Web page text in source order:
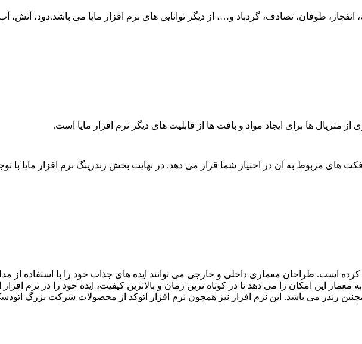
طوفان، تصادف، گردباد و…، از دیگر توانایی های نرم افزار مایا می باشد.دود، آتش،
متریال ها برای ایجاد مواد و بافت ها از قابلیت های دیگر نرم افزار مایا است.
های مربوط به آن در اختیار شما قرار می دهد. در نهایت بخش رندرینگ نرم افزار مایا با توجه
است. طراحان معماری داخلی و خارجی می توانند ایده های جذاب خود را با استفاده از
این امکان را می دهد تا در کوتاه ترین زمان و بالاترین کیفیت، ایده خود را در نرم افزار
رندر می باشد. این نرم افزار نیز همچون نرم افزار اتوکد از محصولات شرکت بزرگ